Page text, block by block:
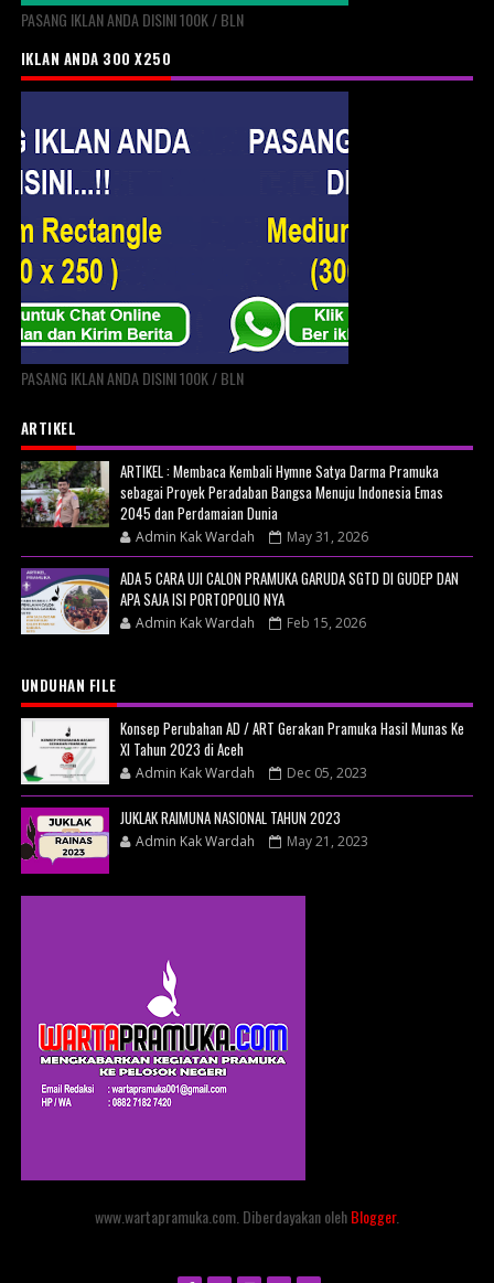
PASANG IKLAN ANDA DISINI 100K / BLN
IKLAN ANDA 300 X250
PASANG IKLAN ANDA DISINI 100K / BLN
ARTIKEL
ARTIKEL : Membaca Kembali Hymne Satya Darma Pramuka
sebagai Proyek Peradaban Bangsa Menuju Indonesia Emas
2045 dan Perdamaian Dunia
Admin Kak Wardah May 31, 2026
ADA 5 CARA UJI CALON PRAMUKA GARUDA SGTD DI GUDEP DAN
APA SAJA ISI PORTOPOLIO NYA
Admin Kak Wardah Feb 15, 2026
UNDUHAN FILE
Konsep Perubahan AD / ART Gerakan Pramuka Hasil Munas Ke
XI Tahun 2023 di Aceh
Admin Kak Wardah Dec 05, 2023
JUKLAK RAIMUNA NASIONAL TAHUN 2023
Admin Kak Wardah May 21, 2023
www.wartapramuka.com. Diberdayakan olehBlogger.